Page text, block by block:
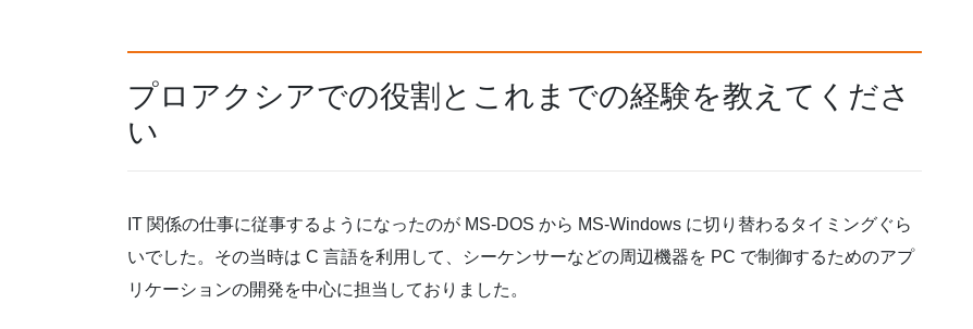
プロアクシアでの役割とこれまでの経験を教えてくださ
い
IT 関係の仕事に従事するようになったのが MS-DOS から MS-Windows に切り替わるタイミングぐら
いでした。その当時は C 言語を利用して、シーケンサーなどの周辺機器を PC で制御するためのアプ
リケーションの開発を中心に担当しておりました。